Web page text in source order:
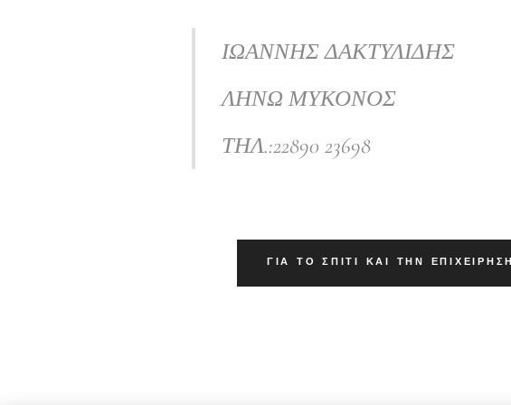
ΙΩΑΝΝΗΣ ΔΑΚΤΥΛΙΔΗΣ
ΛΗΝΩ ΜΥΚΟΝΟΣ
ΤΗΛ.:22890 23698
ΓΙΑ ΤΟ ΣΠΊΤΙ ΚΑΙ ΤΗΝ ΕΠΙΧΕΊΡΗΣΗ